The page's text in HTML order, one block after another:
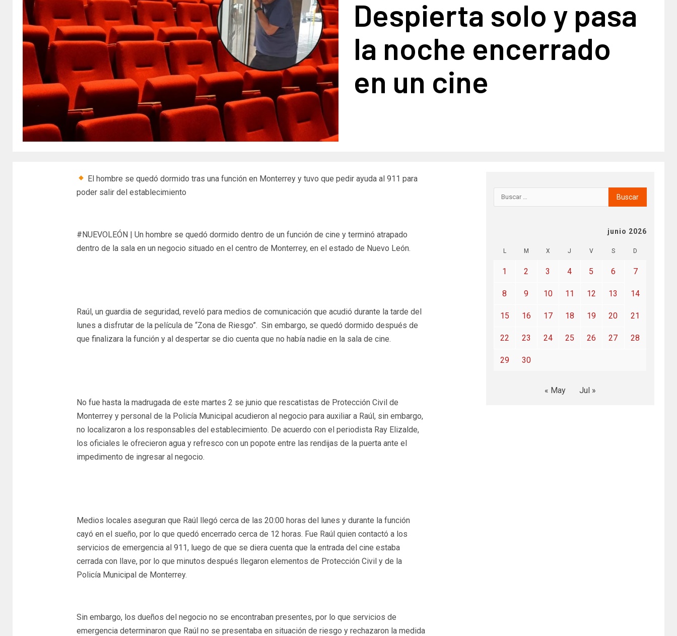
Despierta solo y pasa
la noche encerrado
en un cine
El hombre se quedó dormido tras una función en Monterrey y tuvo que pedir ayuda al 911 para
poder salir del establecimiento
#NUEVOLEÓN | Un hombre se quedó dormido dentro de un función de cine y terminó atrapado
dentro de la sala en un negocio situado en el centro de Monterrey, en el estado de Nuevo León.
Raúl, un guardia de seguridad, reveló para medios de comunicación que acudió durante la tarde del
lunes a disfrutar de la película de “Zona de Riesgo”. Sin embargo, se quedó dormido después de
que finalizara la función y al despertar se dio cuenta que no había nadie en la sala de cine.
No fue hasta la madrugada de este martes 2 se junio que rescatistas de Protección Civil de
Monterrey y personal de la Policía Municipal acudieron al negocio para auxiliar a Raúl, sin embargo,
no localizaron a los responsables del establecimiento. De acuerdo con el periodista Ray Elizalde,
los oficiales le ofrecieron agua y refresco con un popote entre las rendijas de la puerta ante el
impedimento de ingresar al negocio.
Medios locales aseguran que Raúl llegó cerca de las 20:00 horas del lunes y durante la función
cayó en el sueño, por lo que quedó encerrado cerca de 12 horas. Fue Raúl quien contactó a los
servicios de emergencia al 911, luego de que se diera cuenta que la entrada del cine estaba
cerrada con llave, por lo que minutos después llegaron elementos de Protección Civil y de la
Policía Municipal de Monterrey.
Sin embargo, los dueños del negocio no se encontraban presentes, por lo que servicios de
emergencia determinaron que Raúl no se presentaba en situación de riesgo y rechazaron la medida
junio 2026
L M X J V S D
1 2 3 4 5 6 7
8 9 10 11 12 13 14
15 16 17 18 19 20 21
22 23 24 25 26 27 28
29 30
« May Jul »